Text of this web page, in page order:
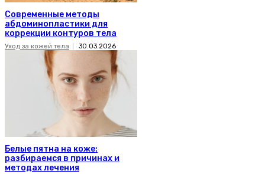
Современные методы
абдоминопластики для
коррекции контуров тела
Уход за кожей тела 30.03.2026
Белые пятна на коже:
разбираемся в причинах и
методах лечения